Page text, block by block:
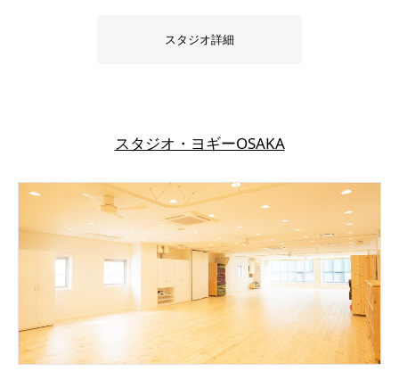
スタジオ詳細
スタジオ・ヨギーOSAKA